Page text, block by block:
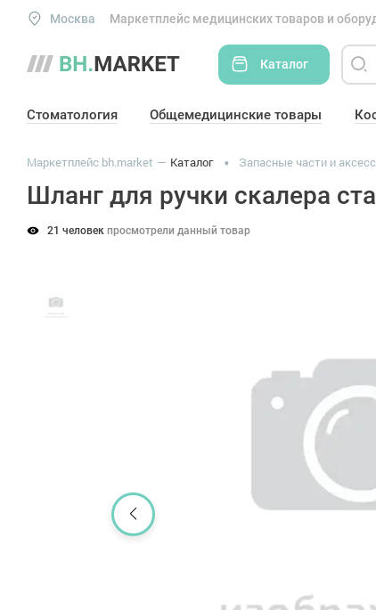
Москва Маркетплейс медицинских товаров и
Каталог
Стоматология Общемедицинские товары
Маркетплейс bh.market Каталог Запасные части и
Шланг для ручки скалера
21 человек просмотрели данный товар